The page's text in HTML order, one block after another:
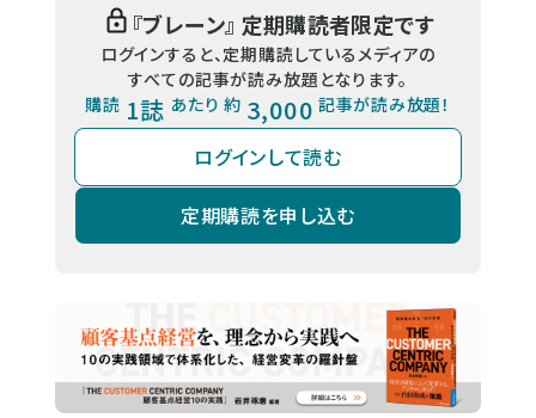
『ブレーン』 定期購読者限定です
ログインすると、定期購読しているメディアの
すべての記事が読み放題となります。
購読 1誌 あたり 約 3,000 記事が読み放題！
ログインして読む
定期購読を申し込む